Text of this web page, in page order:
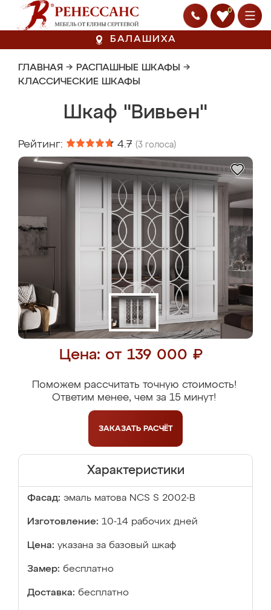
0
БАЛАШИХА
ГЛАВНАЯ → РАСПАШНЫЕ ШКАФЫ →
КЛАССИЧЕСКИЕ ШКАФЫ
Шкаф "Вивьен"
Рейтинг: 4.7 (3 голоса)
Цена: от 139 000 ₽
Поможем рассчитать точную стоимость!
Ответим менее, чем за 15 минут!
ЗАКАЗАТЬ РАСЧЁТ
Характеристики
Фасад: эмаль матова NCS S 2002-B
Изготовление: 10-14 рабочих дней
Цена: указана за базовый шкаф
Замер: бесплатно
Доставка: бесплатно